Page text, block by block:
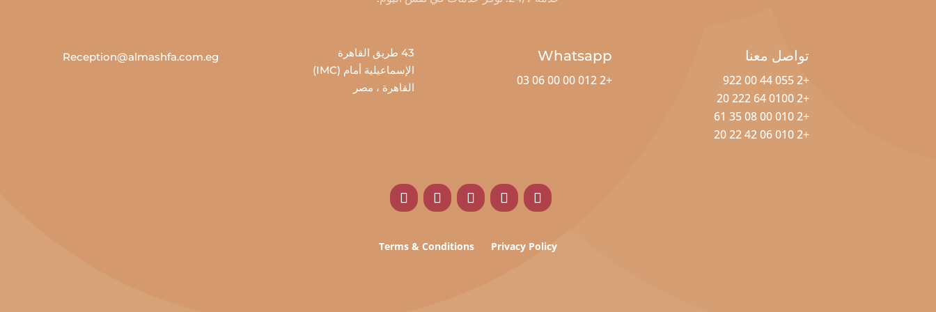
Reception@almashfa.com.eg
43 طريق القاهرة
الإسماعيلية أمام (IMC)
القاهرة ، مصر
Whatsapp
+2 012 00 00 06 03
تواصل معنا
+2 055 44 00 922
+2 0100 64 222 20
+2 010 00 08 35 61
+2 010 06 42 22 20
Terms & Conditions Privacy Policy